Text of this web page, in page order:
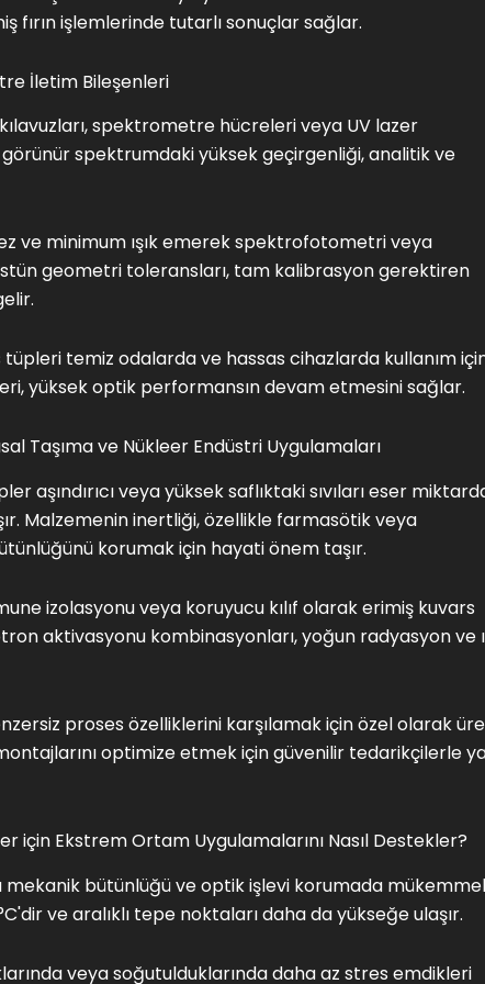
fırın işlemlerinde tutarlı sonuçlar sağlar.
İletim Bileşenleri
spektrometre hücreleri veya UV lazer
spektrumdaki yüksek geçirgenliği, analitik ve
ve minimum ışık emerek spektrofotometri veya
geometri toleransları, tam kalibrasyon gerektiren
tüpleri temiz odalarda ve hassas cihazlarda kullanım
yüksek optik performansın devam etmesini sağlar.
Taşıma ve Nükleer Endüstri Uygulamaları
aşındırıcı veya yüksek saflıktaki sıvıları eser
Malzemenin inertliği, özellikle farmasötik veya
korumak için hayati önem taşır.
izolasyonu veya koruyucu kılıf olarak erimiş kuvars
aktivasyonu kombinasyonları, yoğun radyasyon ve
proses özelliklerini karşılamak için özel olarak
optimize etmek için güvenilir tedarikçilerle
için Ekstrem Ortam Uygulamalarını Nasıl Destekler?
mekanik bütünlüğü ve optik işlevi korumada
ve aralıklı tepe noktaları daha da yükseğe ulaşır.
veya soğutulduklarında daha az stres emdikleri